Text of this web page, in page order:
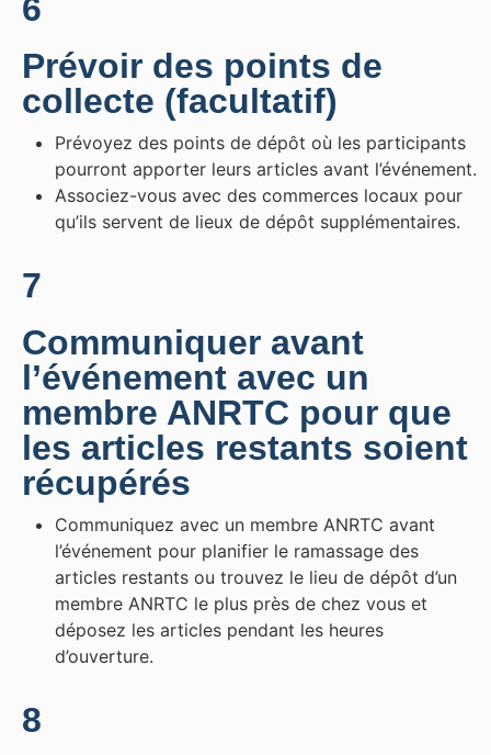
6
Prévoir des points de
collecte (facultatif)
Prévoyez des points de dépôt où les participants
pourront apporter leurs articles avant l’événement.
Associez-vous avec des commerces locaux pour
qu’ils servent de lieux de dépôt supplémentaires.
7
Communiquer avant
l’événement avec un
membre ANRTC pour que
les articles restants soient
récupérés
Communiquez avec un membre ANRTC avant
l’événement pour planifier le ramassage des
articles restants ou trouvez le lieu de dépôt d’un
membre ANRTC le plus près de chez vous et
déposez les articles pendant les heures
d’ouverture.
8